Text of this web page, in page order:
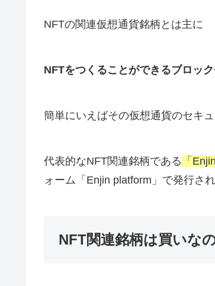
NFTの関連仮想通貨銘柄とは主に
NFTをつくることができるブロッ
簡単にいえばその仮想通貨のセキ
代表的なNFT関連銘柄である 「
ォーム「Enjin platform」で発行さ
NFT関連銘柄は買いな